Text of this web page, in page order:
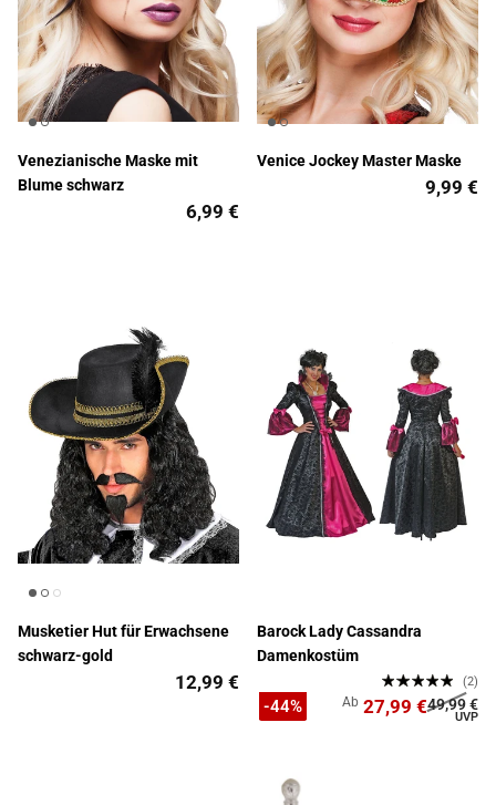
Venezianische Maske mit
Blume schwarz
6,99 €
Venice Jockey Master Maske
9,99 €
Musketier Hut für Erwachsene
schwarz-gold
12,99 €
Barock Lady Cassandra
Damenkostüm
(2)
Ab 27,99 €49,99 €
-44%